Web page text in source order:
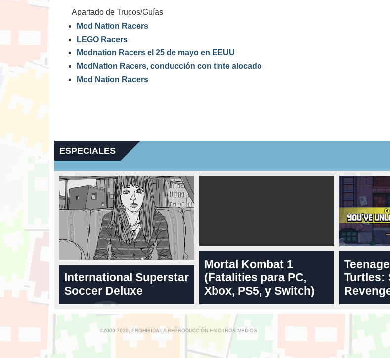
Apartado de Trucos/Guías
Mod Nation Racers
LEGO Racers
Modnation Racers el 25 de mayo en EEUU
ModNation Racers, conducción con tinte alocado
Mod Nation Racers
ESPECIALES
International Superstar
Soccer Deluxe
Mortal Kombat 1
(Fatalities para PC,
Xbox, PS5, y Switch)
Turtles:
©2000-2026. PROHIBIDA LA REPRODUCCIÓN EN OTROS MEDIOS